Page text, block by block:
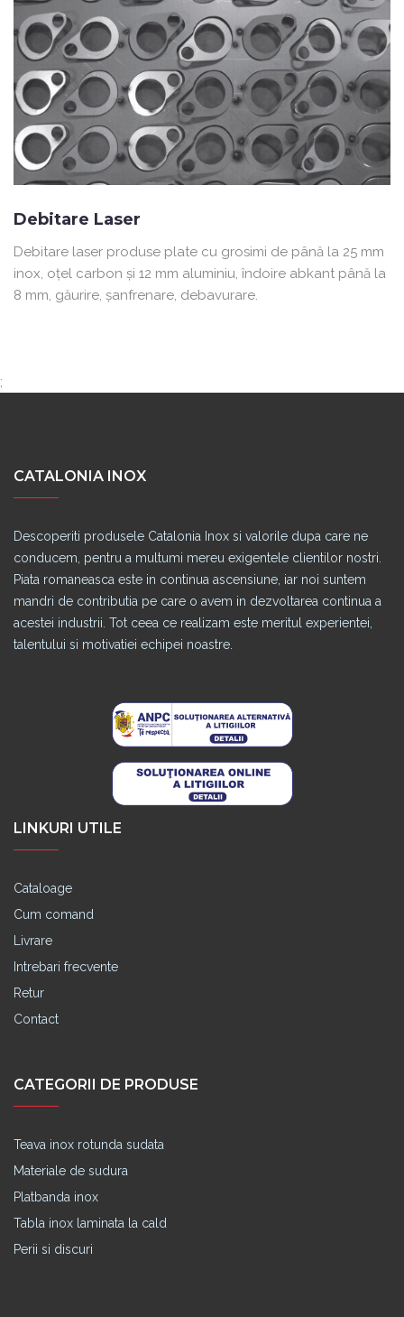
Debitare Laser
Debitare laser produse plate cu grosimi de până la 25 mm
inox, oţel carbon şi 12 mm aluminiu, îndoire abkant până la
8 mm, găurire, şanfrenare, debavurare.
;
CATALONIA INOX
Descoperiti produsele Catalonia Inox si valorile dupa care ne
conducem, pentru a multumi mereu exigentele clientilor nostri.
Piata romaneasca este in continua ascensiune, iar noi suntem
mandri de contributia pe care o avem in dezvoltarea continua a
acestei industrii. Tot ceea ce realizam este meritul experientei,
talentului si motivatiei echipei noastre.
LINKURI UTILE
Cataloage
Cum comand
Livrare
Intrebari frecvente
Retur
Contact
CATEGORII DE PRODUSE
Teava inox rotunda sudata
Materiale de sudura
Platbanda inox
Tabla inox laminata la cald
Perii si discuri